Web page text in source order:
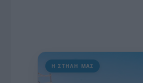
Η ΣΤΗΛΗ ΜΑΣ